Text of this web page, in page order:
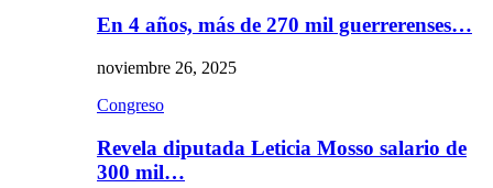
En 4 años, más de 270 mil guerrerenses…
noviembre 26, 2025
Congreso
Revela diputada Leticia Mosso salario de
300 mil…